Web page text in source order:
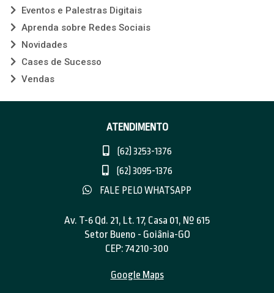
Eventos e Palestras Digitais
Aprenda sobre Redes Sociais
Novidades
Cases de Sucesso
Vendas
ATENDIMENTO
(62) 3253-1376
(62) 3095-1376
FALE PELO WHATSAPP
Av. T-6 Qd. 21, Lt. 17, Casa 01, Nº 615
Setor Bueno - Goiânia-GO
CEP: 74210-300
Google Maps